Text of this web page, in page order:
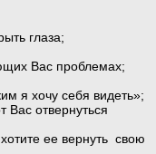
глаза;
Вас проблемах;
я хочу себя видеть»;
Вас отвернуться
ее вернуть свою